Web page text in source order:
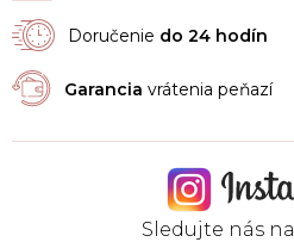
Doručenie do 24 hodín
Garancia vrátenia peňazí
Sledujte nás na